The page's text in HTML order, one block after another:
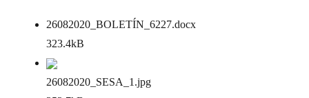
26082020_BOLETÍN_6227.docx
323.4kB
26082020_SESA_1 .jpg